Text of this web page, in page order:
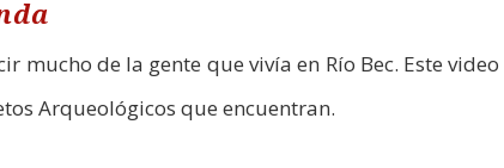
mucho de la gente que vivía en Río Bec. Este video
Arqueológicos que encuentran.